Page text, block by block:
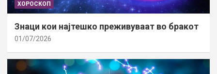
ХОРОСКОП
Знаци кои најтешко преживуваат во бракот
01/07/2026